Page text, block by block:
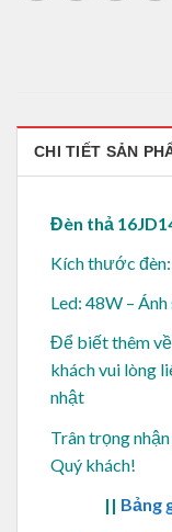
CHI TIẾT SẢN
Đèn thả
Kích thước
Led: 48W – Ánh
Để biết thêm về
khách vui lòng
nhật
Trân trọng
Quý khách!
|| Bảng